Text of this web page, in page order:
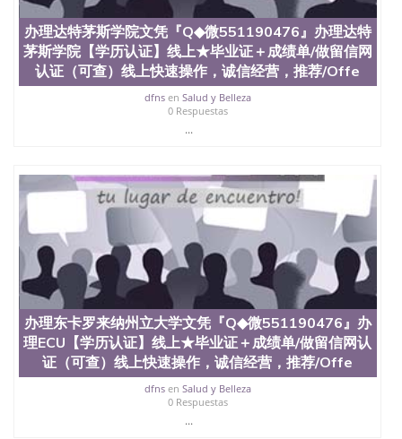
科、金融专业 1、客户提供相关材料，确定客户办理
信息，给出操作方案； 2、补充毕业证成绩单等相关
材料； 3、留服注册申请账号，付定金； 4、预约递
交时间，公司人员陪同客户本人一起去留服递交材
料； 5、等待结果，完成结果书留服直接邮寄给客户
6、客户确认收到结果，付余款。 我们对海外大学及
学院的毕业证成绩单所使用的材料，尺寸大小，防伪
对照。质量得到了广大海外客户群体的认可，同时和
海外学校留学中介， 同时能做到与时俱进，及时掌握
各大院校的（毕业证，成绩单，资格证，学生卡，结
业证，录取通知书，在读证明等相关材料）的版本更
新信息， 能够在时间掌握的海外学历文凭的样版，尺
寸大小，纸张材质，防伪技术等等，并在时间收集到
原版实物，以求达到客户的需求。 我们的优势： 我
们在保证合理定价的同时，坚持较高性价比，通过品
质和效率不断优化，为您倾情诠释什么是高性价比。
咨询顾问：Sam q/微信:551190476 Q/微
信:551190476办理毕业证成绩单、教育部认证,录取通
知书，雅思，留学回国证明.
公司专业制作、办理、仿制、成绩单文凭、改成绩、
教育部学历学位认证、毕业证、成绩单、文凭、学历
文凭、假文凭假毕业证假学历书制作、假制作、办
办理达特茅斯学院文凭『Q◆微551190476』办理达特
茅斯学院【学历认证】线上★毕业证＋成绩单/做留信网
认证（可查）线上快速操作，诚信经营，推荐/Offe
dfnsen Salud y Belleza
0 Respuestas
...
办理东卡罗来纳州立大学文凭『Q◆微551190476』办
理ECU【学历认证】线上★毕业证＋成绩单/做留信网认
证（可查）线上快速操作，诚信经营，推荐/Offe
dfnsen Salud y Belleza
0 Respuestas
...